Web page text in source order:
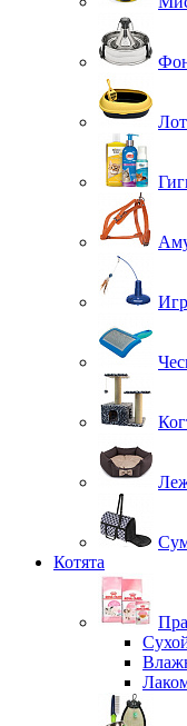
Котята